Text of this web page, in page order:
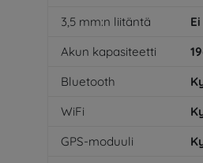
3,5 mm:n liitäntä
Ei
Akun kapasiteetti
Bluetooth
WiFi
GPS-moduuli